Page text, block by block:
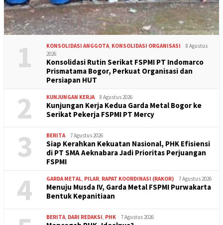
1 KONSOLIDASI ANGGOTA, KONSOLIDASI ORGANISASI
8 Agustus
2026
Konsolidasi Rutin Serikat FSPMI PT Indomarco
Prismatama Bogor, Perkuat Organisasi dan
Persiapan HUT
2 KUNJUNGAN KERJA 8 Agustus 2026
Kunjungan Kerja Kedua Garda Metal Bogor ke
Serikat Pekerja FSPMI PT Mercy
3 BERITA 7 Agustus 2026
Siap Kerahkan Kekuatan Nasional, PHK Efisiensi
di PT SMA Aeknabara Jadi Prioritas Perjuangan
FSPMI
4 GARDA METAL, PILAR, RAPAT KOORDINASI (RAKOR) 7 Agustus 2026
Menuju Musda IV, Garda Metal FSPMI Purwakarta
Bentuk Kepanitiaan
BERITA, DARI REDAKSI, PHK 7 Agustus 2026